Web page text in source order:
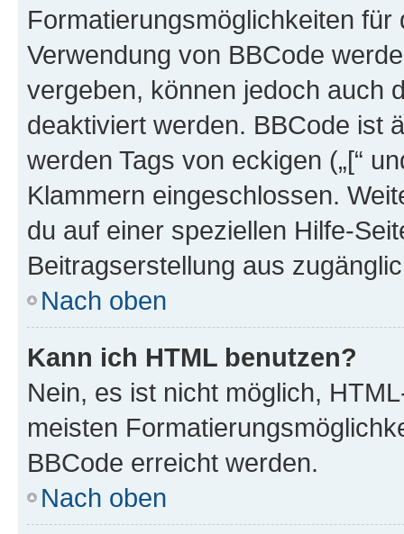
Formatierungsmöglichkeiten
Verwendung von BBCode
vergeben, können jedoch auch
deaktiviert werden. BBCode ist
werden Tags von eckigen („[“
Klammern eingeschlossen.
du auf einer speziellen Hilfe-
Beitragserstellung aus
Nach oben
Kann ich HTML benutzen?
Nein, es ist nicht möglich,
meisten
BBCode erreicht werden.
Nach oben